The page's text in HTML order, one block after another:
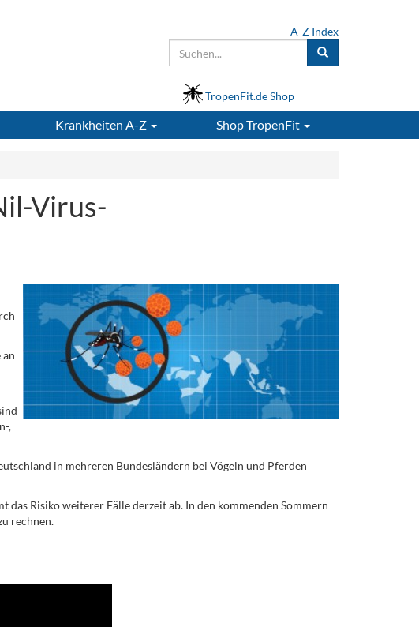
A-Z Index
TropenFit.de Shop
Krankheiten A-Z ShopTropenFit
Virus-
an
,
in mehreren Bundesländern bei Vögeln und Pferden
Risiko weiterer Fälle derzeit ab. In den kommenden Sommern
rechnen.